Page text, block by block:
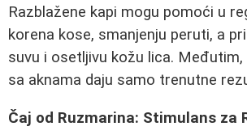
Razblažene kapi mogu pomoći u
korena kose, smanjenju peruti, a
suvu i osetljivu kožu lica. Međutim,
sa aknama daju samo trenutne
Čaj od Ruzmarina: Stimulans za